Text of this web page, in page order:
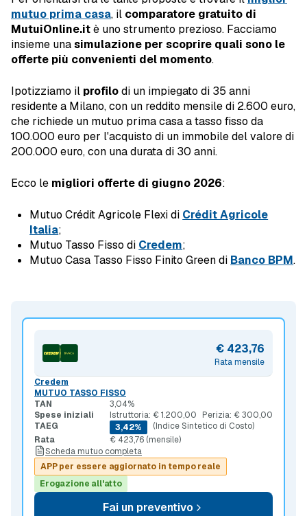
mutuo prima casa, il comparatore gratuito di
MutuiOnline.itè uno strumento prezioso. Facciamo
insieme unasimulazione per scoprire quali sono le
offerte più convenienti del momento.
Ipotizziamo il profilodi un impiegato di 35 anni
residente a Milano, con un reddito mensile di 2.600 euro,
che richiede un mutuo prima casa a tasso fisso da
100.000 euro per l'acquisto di un immobile del valore di
200.000 euro, con una durata di 30 anni.
Ecco le migliori offerte di giugno 2026:
Mutuo Crédit Agricole Flexi di Crédit Agricole
Italia;
Mutuo Tasso Fisso di Credem;
Mutuo Casa Tasso Fisso Finito Green di Banco BPM.
Rata mensile
€ 423,76
Credem
MUTUO TASSO FISSO
TAN
3,04%
Spese iniziali
Istruttoria: € 1.200,00
Perizia: € 300,00
TAEG
3,42%
(Indice Sintetico di Costo)
Rata
€ 423,76 (mensile)
Scheda mutuo completa
APP per essere aggiornato in tempo reale
Erogazione all'atto
Fai un preventivo